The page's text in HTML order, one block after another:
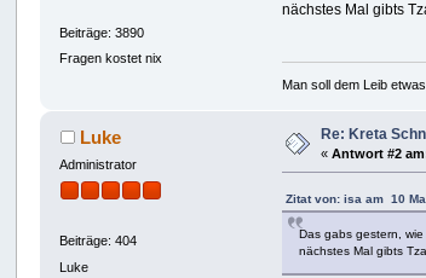
Beiträge: 3890
Fragen kostet nix
nächstes Mal gibts
Man soll dem Leib
Luke
Administrator
Beiträge: 404
Luke
Re: Kreta
«Antwort #2
Zitat von: isa am 10
Das gabs gestern,
nächstes Mal gibts